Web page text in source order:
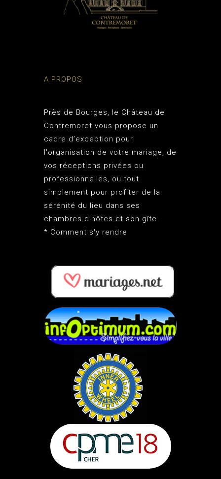
A PROPOS
Près de Bourges, le Château de
Contremoret vous propose un
cadre d’exception pour
l'organisation de votre mariage, de
vos réceptions privées ou
professionnelles, ou tout
simplement pour profiter de la
sérénité du lieu dans ses
chambres d’hôtes et son gîte.
* Comment s'y rendre